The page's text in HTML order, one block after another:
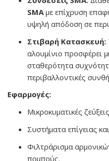
SMAμε επίχρυση
υψηλή απόδοση σε
Στιβαρή Κατασκευή:
αλουμίνιο προσφέρει
σταθερότητα
περιβαλλοντικές
Εφαρμογές:
Μικροκυματικές
Συστήματα επίγειας
Φιλτράρισμα
πομπούς.